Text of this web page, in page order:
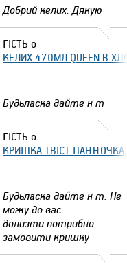
Добрий келих. Дякую
ГІСТЬ о
КЕЛИХ 470МЛ QUEEN В
Будьласка дайте н т
ГІСТЬ о
КРИШКА ТВІСТ
Будьласка дайте н т. Не
можу до вас
долизти.потрибно
замовити кришку